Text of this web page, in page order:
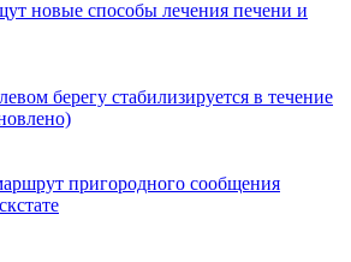
новые способы лечения печени и
берегу стабилизируется в течение
пригородного сообщения